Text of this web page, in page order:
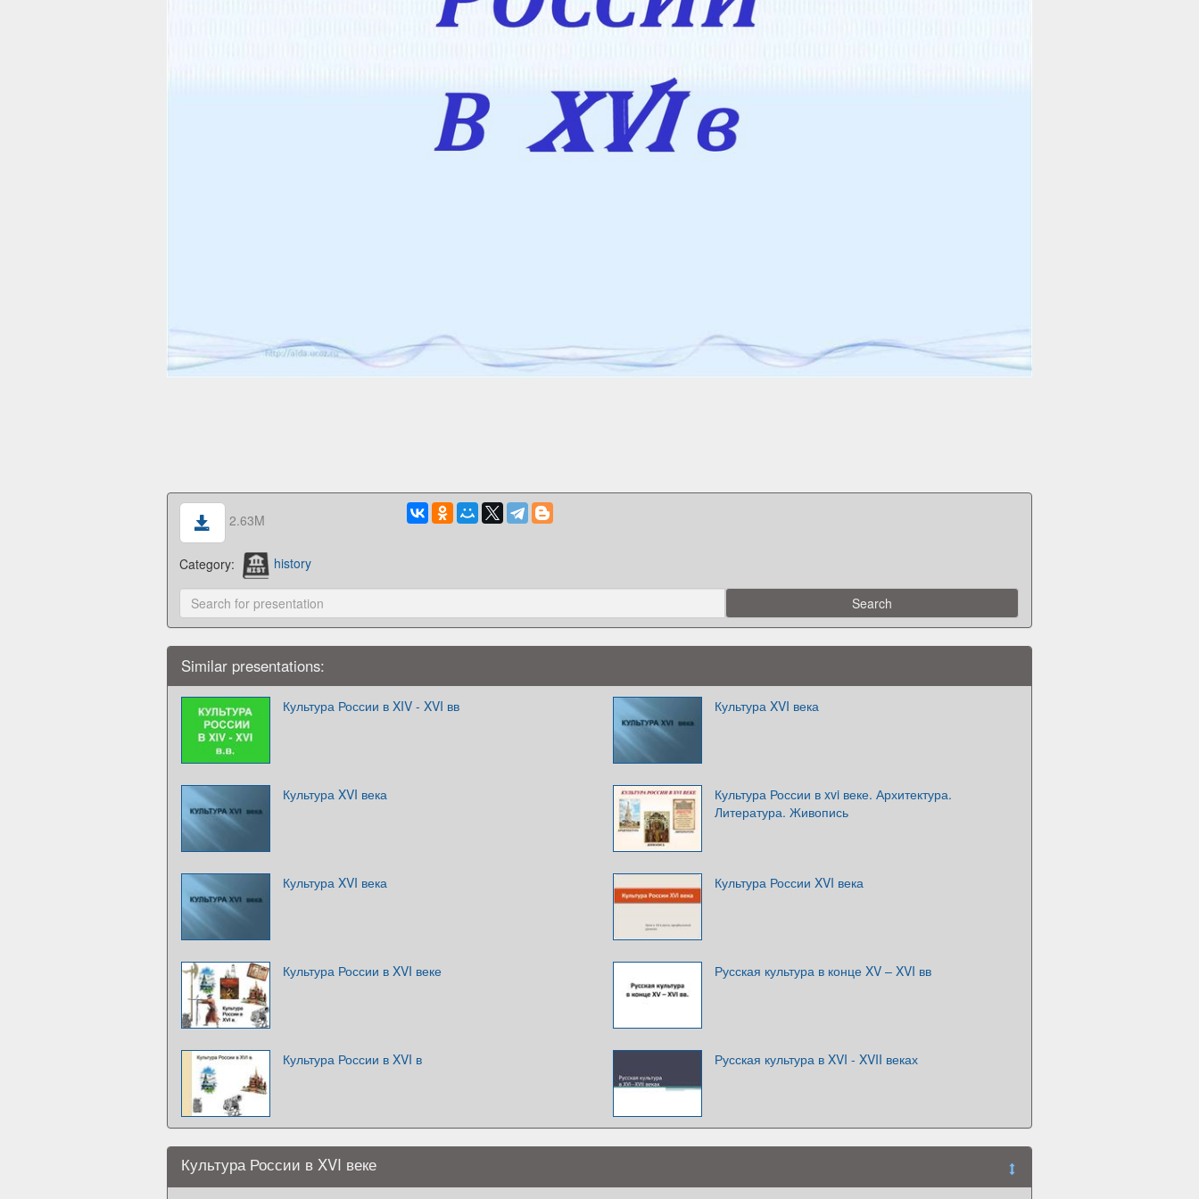
2.63M
Category: history
Similar presentations:
Культура России в XIV - XVI вв Культура XVI века
Культура XVI века
Культура России в xvi веке. Архитектура.
Литература. Живопись
Культура XVI века Культура России XVI века
Культура России в XVI веке Русская культура в конце XV – XVI вв
Культура России в XVI в Русская культура в XVI - XVII веках
Культура России в XVI веке